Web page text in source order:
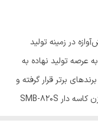
در زمینه تولید
عرصه تولید نهاده به
برتر قرار گرفته و
همواره محبوب دل کاربران و مشتریان است. همزن کاسه دار SMB-820S